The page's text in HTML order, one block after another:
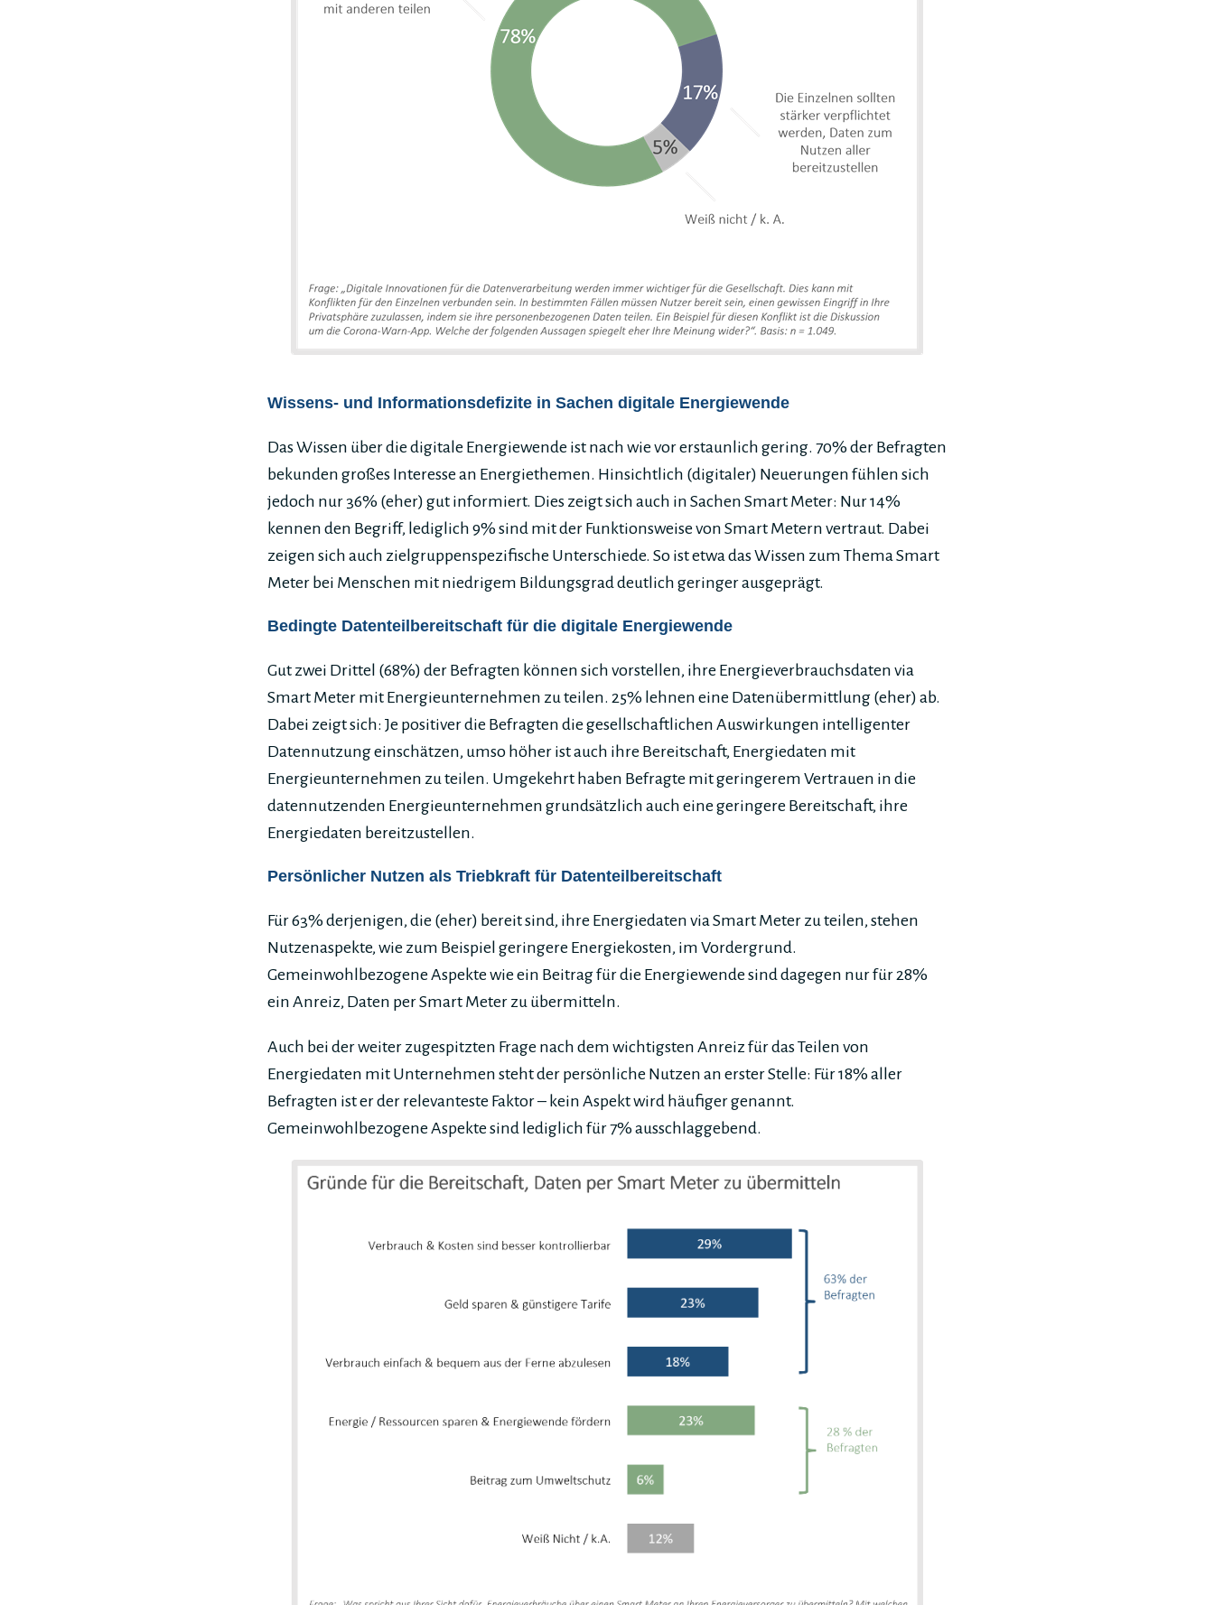
Wissens- und Informationsdefizite in Sachen digitale Energiewende
Das Wissen über die digitale Energiewende ist nach wie vor erstaunlich gering. 70% der Befragten
bekunden großes Interesse an Energiethemen. Hinsichtlich (digitaler) Neuerungen fühlen sich
jedoch nur 36% (eher) gut informiert. Dies zeigt sich auch in Sachen Smart Meter: Nur 14%
kennen den Begriff, lediglich 9% sind mit der Funktionsweise von Smart Metern vertraut. Dabei
zeigen sich auch zielgruppenspezifische Unterschiede. So ist etwa das Wissen zum Thema Smart
Meter bei Menschen mit niedrigem Bildungsgrad deutlich geringer ausgeprägt.
Bedingte Datenteilbereitschaft für die digitale Energiewende
Gut zwei Drittel (68%) der Befragten können sich vorstellen, ihre Energieverbrauchsdaten via
Smart Meter mit Energieunternehmen zu teilen. 25% lehnen eine Datenübermittlung (eher) ab.
Dabei zeigt sich: Je positiver die Befragten die gesellschaftlichen Auswirkungen intelligenter
Datennutzung einschätzen, umso höher ist auch ihre Bereitschaft, Energiedaten mit
Energieunternehmen zu teilen. Umgekehrt haben Befragte mit geringerem Vertrauen in die
datennutzenden Energieunternehmen grundsätzlich auch eine geringere Bereitschaft, ihre
Energiedaten bereitzustellen.
Persönlicher Nutzen als Triebkraft für Datenteilbereitschaft
Für 63% derjenigen, die (eher) bereit sind, ihre Energiedaten via Smart Meter zu teilen, stehen
Nutzenaspekte, wie zum Beispiel geringere Energiekosten, im Vordergrund.
Gemeinwohlbezogene Aspekte wie ein Beitrag für die Energiewende sind dagegen nur für 28%
ein Anreiz, Daten per Smart Meter zu übermitteln.
Auch bei der weiter zugespitzten Frage nach dem wichtigsten Anreiz für das Teilen von
Energiedaten mit Unternehmen steht der persönliche Nutzen an erster Stelle: Für 18% aller
Befragten ist er der relevanteste Faktor – kein Aspekt wird häufiger genannt.
Gemeinwohlbezogene Aspekte sind lediglich für 7% ausschlaggebend.